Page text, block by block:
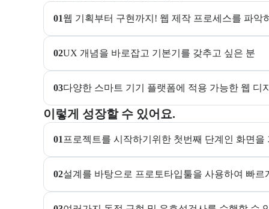
01웹 기획부터 구현까지! 웹 제작 프로세스를 파악
02UX 개념을 바로잡고 기본기를 갖추고 싶은 분
03다양한 스마트 기기 플랫폼에 적용 가능한 웹 디
이렇게 성장할 수 있어요.
이 교육과정에서 성취할 수 있는 목표를 항목으로 안
01 프로젝트를 시작하기위한 첫번째 단계인 화면
02설계를 바탕으로 프로토타입툴을 사용하여 빠